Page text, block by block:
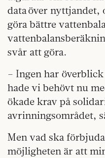
data över nyttjandet,
göra bättre
svår att göra.
– Ingen har
hade vi behövt nu
ökade krav på
avrinningsområdet,
Men vad ska
möjligheten är att